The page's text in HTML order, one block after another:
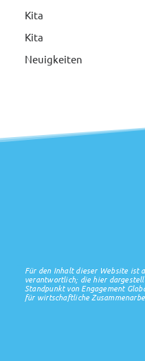
Kita
Kita
Neuigkeiten
Für den Inhalt dieser Website ist
verantwortlich; die hier
Standpunkt von Engagement
für wirtschaftliche